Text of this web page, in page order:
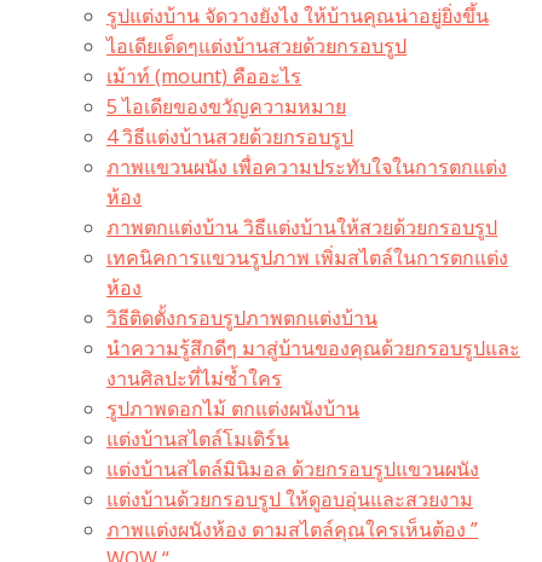
รูปแต่งบ้าน จัดวางยังไง ให้บ้านคุณน่าอยู่ยิ่งขึ้น
ไอเดียเด็ดๆแต่งบ้านสวยด้วยกรอบรูป
เม้าท์ (mount) คืออะไร​
5 ไอเดียของขวัญความหมาย
4 วิธีแต่งบ้านสวยด้วยกรอบรูป
ภาพแขวนผนัง เพื่อความประทับใจในการตกแต่ง
ห้อง
ภาพตกแต่งบ้าน วิธีแต่งบ้านให้สวยด้วยกรอบรูป
เทคนิคการแขวนรูปภาพ เพิ่มสไตล์ในการตกแต่ง
ห้อง
วิธีติดตั้งกรอบรูปภาพตกแต่งบ้าน
นำความรู้สึกดีๆ มาสู่บ้านของคุณด้วยกรอบรูปและ
งานศิลปะที่ไม่ซ้ำใคร
รูปภาพดอกไม้ ตกแต่งผนังบ้าน
แต่งบ้านสไตล์โมเดิร์น
แต่งบ้านสไตล์มินิมอล ด้วยกรอบรูปแขวนผนัง
แต่งบ้านด้วยกรอบรูป ให้ดูอบอุ่นและสวยงาม
ภาพแต่งผนังห้อง ตามสไตล์คุณใครเห็นต้อง ”